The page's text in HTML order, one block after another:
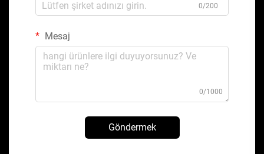
0/200
Mesaj
0/1000
Göndermek